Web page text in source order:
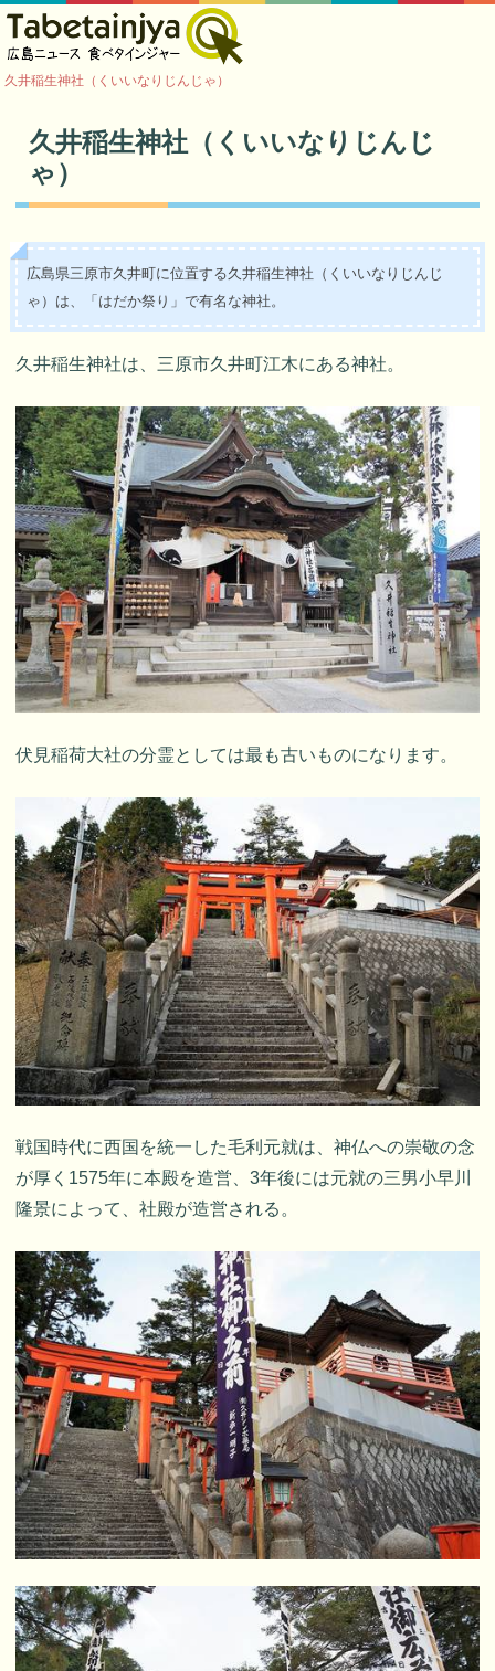
久井稲生神社（くいいなりじんじゃ）
久井稲生神社（くいいなりじんじ
ゃ）
広島県三原市久井町に位置する久井稲生神社（くいいなりじんじ
ゃ）は、「はだか祭り」で有名な神社。
久井稲生神社は、三原市久井町江木にある神社。
伏見稲荷大社の分霊としては最も古いものになります。
戦国時代に西国を統一した毛利元就は、神仏への崇敬の念
が厚く1575年に本殿を造営、3年後には元就の三男小早川
隆景によって、社殿が造営される。